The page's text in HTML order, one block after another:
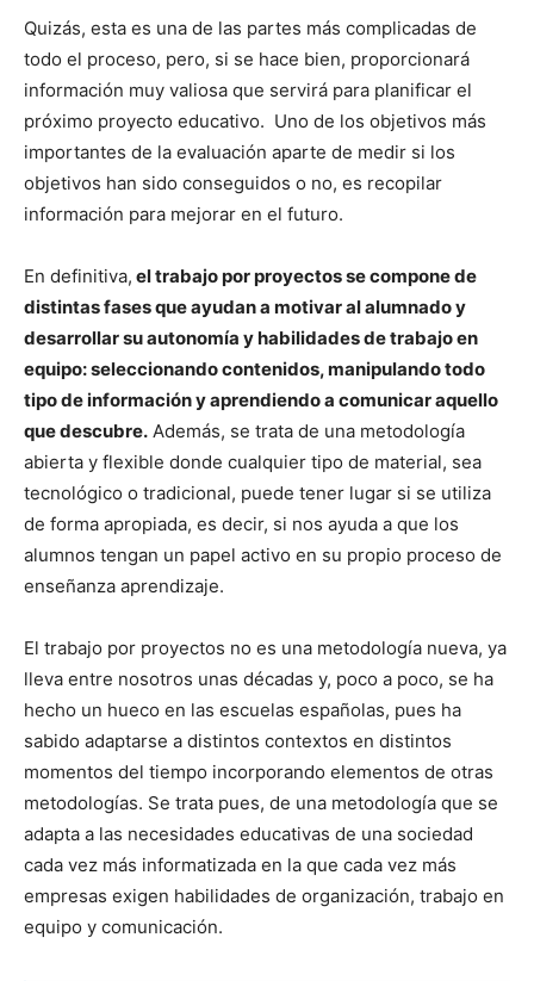
Quizás, esta es una de las partes más complicadas de
todo el proceso, pero, si se hace bien, proporcionará
información muy valiosa que servirá para planificar el
próximo proyecto educativo. Uno de los objetivos más
importantes de la evaluación aparte de medir si los
objetivos han sido conseguidos o no, es recopilar
información para mejorar en el futuro.
En definitiva, el trabajo por proyectos se compone de
distintas fases que ayudan a motivar al alumnado y
desarrollar su autonomía y habilidades de trabajo en
equipo: seleccionando contenidos, manipulando todo
tipo de información y aprendiendo a comunicar aquello
que descubre. Además, se trata de una metodología
abierta y flexible donde cualquier tipo de material, sea
tecnológico o tradicional, puede tener lugar si se utiliza
de forma apropiada, es decir, si nos ayuda a que los
alumnos tengan un papel activo en su propio proceso de
enseñanza aprendizaje.
El trabajo por proyectos no es una metodología nueva, ya
lleva entre nosotros unas décadas y, poco a poco, se ha
hecho un hueco en las escuelas españolas, pues ha
sabido adaptarse a distintos contextos en distintos
momentos del tiempo incorporando elementos de otras
metodologías. Se trata pues, de una metodología que se
adapta a las necesidades educativas de una sociedad
cada vez más informatizada en la que cada vez más
empresas exigen habilidades de organización, trabajo en
equipo y comunicación.